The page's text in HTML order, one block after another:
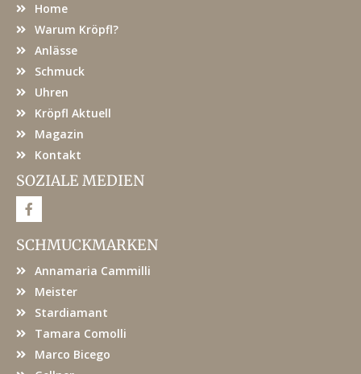
Home
Warum Kröpfl?
Anlässe
Schmuck
Uhren
Kröpfl Aktuell
Magazin
Kontakt
SOZIALE MEDIEN
F
a
e
b
o
SCHMUCKMARKEN
Annamaria Cammilli
Meister
Stardiamant
Tamara Comolli
Marco Bicego